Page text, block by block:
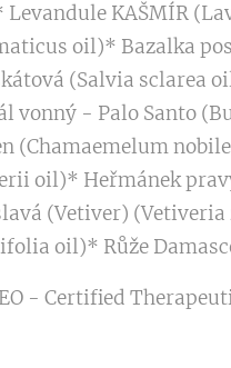
KAŠMÍR
oil)* Bazalka
(Salvia sclarea
vonný - Palo Santo
(Chamaemelum
oil)* Heřmánek
(Vetiver)
oil)* Růže
- Certified